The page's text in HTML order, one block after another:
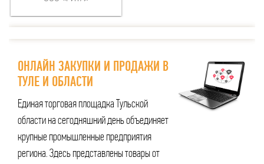
ОНЛАЙН ЗАКУПКИ И ПРОДАЖИ В
ТУЛЕ И ОБЛАСТИ
Единая торговая площадка Тульской
области на сегодняшний день объединяет
крупные промышленные предприятия
региона. Здесь представлены товары от